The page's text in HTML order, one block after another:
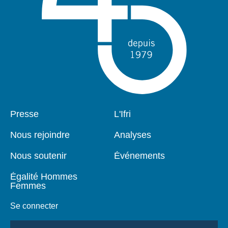
Pied
Presse
Nous rejoindre
Nous soutenir
Égalité Hommes
Femmes
Se connecter
Navigation
L'Ifri
Analyses
Événements